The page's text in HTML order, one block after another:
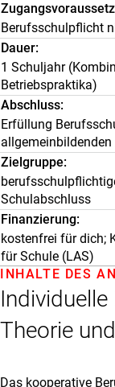
Berufsschulpflicht
Dauer
1 Schuljahr
Betriebspraktika)
Abschluss
Erfüllung
Zielgruppe
Schulabschluss
Finanzierung
kostenfrei für dich;
für Schule (LAS)
Theorie
INHALTE DES
Das kooperative